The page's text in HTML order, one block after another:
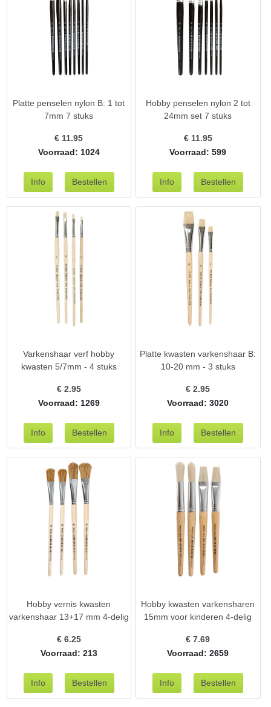
Platte penselen nylon B: 1 tot
7mm 7 stuks
€ 11.95
Voorraad: 1024
Hobby penselen nylon 2 tot
24mm set 7 stuks
€ 11.95
Voorraad: 599
Varkenshaar verf hobby
kwasten 5/7mm - 4 stuks
€ 2.95
Voorraad: 1269
Platte kwasten varkenshaar B:
10-20 mm - 3 stuks
€2.95
Voorraad: 3020
Hobby vernis kwasten
varkenshaar 13+17 mm 4-delig
€ 6.25
Voorraad: 213
Hobby kwasten varkensharen
15mm voor kinderen 4-delig
€7.69
Voorraad: 2659